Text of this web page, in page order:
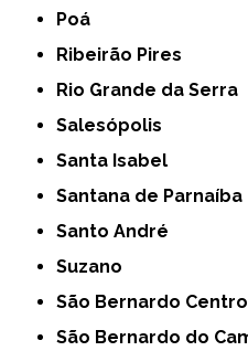
Poá
Ribeirão Pires
Rio Grande da Serra
Salesópolis
Santa Isabel
Santana de Parnaíba
Santo André
Suzano
São Bernardo Centro
São Bernardo do